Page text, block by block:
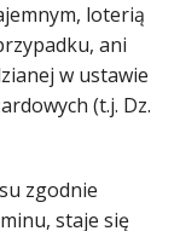
loterią
ani
w ustawie
(t.j. Dz.
zgodnie
staje się